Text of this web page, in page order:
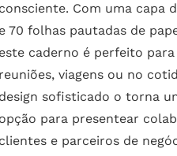
consciente. Com uma capa
e 70 folhas pautadas de
este caderno é perfeito
reuniões, viagens ou no
design sofisticado o torna
opção para presentear
clientes e parceiros de